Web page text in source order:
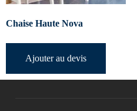
Chaise Haute Nova
Ajouter au devis